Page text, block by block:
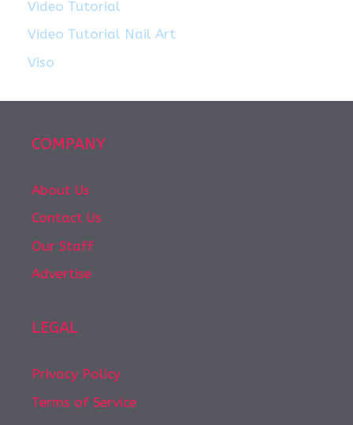
Video Tutorial
Video Tutorial Nail Art
Viso
COMPANY
About Us
Contact Us
Our Staff
Advertise
LEGAL
Privacy Policy
Terms of Service